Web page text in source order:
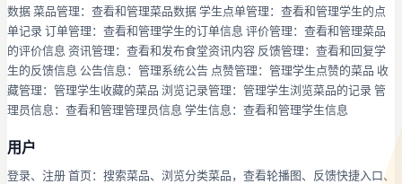
数据 菜品管理：查看和管理菜品数据 学生点单管理：查看和管理学生的点
单记录 订单管理：查看和管理学生的订单信息 评价管理：查看和管理菜品
的评价信息 资讯管理：查看和发布食堂资讯内容 反馈管理：查看和回复学
生的反馈信息 公告信息：管理系统公告 点赞管理：管理学生点赞的菜品 收
藏管理：管理学生收藏的菜品 浏览记录管理：管理学生浏览菜品的记录 管
理员信息：查看和管理管理员信息 学生信息：查看和管理学生信息
用户
登录、注册 首页：搜索菜品、浏览分类菜品，查看轮播图、反馈快捷入口、